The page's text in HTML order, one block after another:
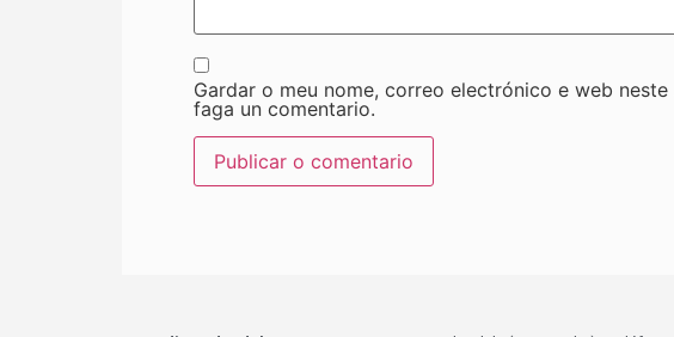
Gardar o meu nome, correo electrónico e web
faga un comentario.